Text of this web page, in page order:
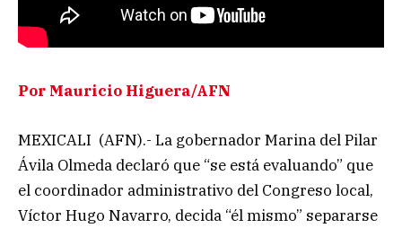
Por Mauricio Higuera/AFN
MEXICALI (AFN).- La gobernador Marina del Pilar
Ávila Olmeda declaró que “se está evaluando” que
el coordinador administrativo del Congreso local,
Víctor Hugo Navarro, decida “él mismo” separarse